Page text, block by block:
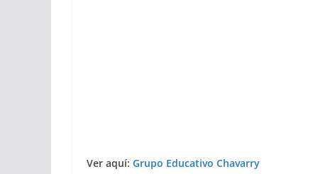
Ver aquí: Grupo Educativo Chavarry